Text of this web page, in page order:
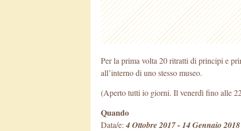
Per la prima volta 20 ritratti di principi e
all’interno di uno stesso museo.
(Aperto tutti io giorni. Il venerdì fino alle
Quando
Data/e: 4 Ottobre 2017 - 14 Gennaio 2018